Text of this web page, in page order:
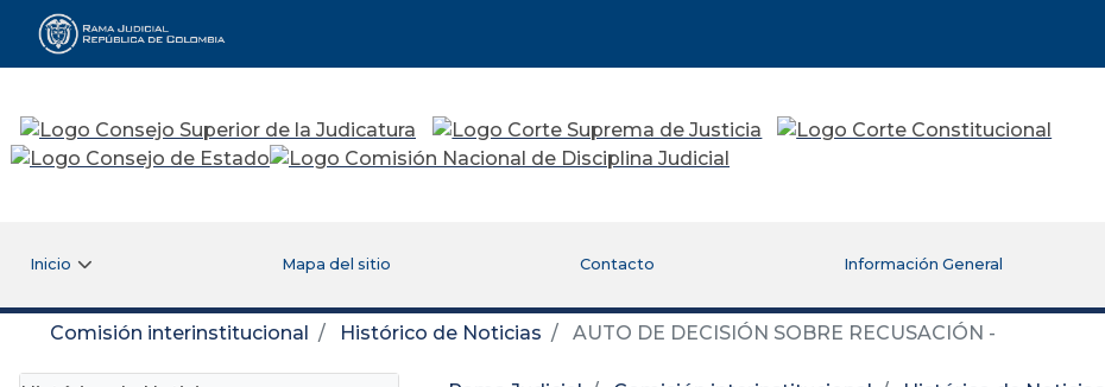
Rama Judicial
Inicio Mapa del sitio Contacto Información General
Comisión interinstitucional Histórico de Noticias AUTO DE DECISIÓN SOBRE RECUSACIÓN -